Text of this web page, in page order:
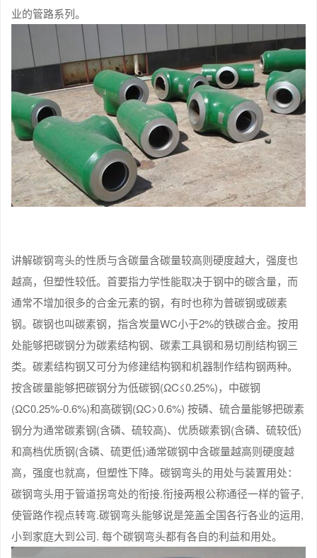
业的管路系列。
讲解碳钢弯头的性质与含碳量含碳量较高则硬度越大，强度也
越高，但塑性较低。首要指力学性能取决于钢中的碳含量，而
通常不增加很多的合金元素的钢，有时也称为普碳钢或碳素
钢。碳钢也叫碳素钢，指含炭量WC小于2%的铁碳合金。按用
处能够把碳钢分为碳素结构钢、碳素工具钢和易切削结构钢三
类。碳素结构钢又可分为修建结构钢和机器制作结构钢两种。
按含碳量能够把碳钢分为低碳钢(ΩC≤0.25%)，中碳钢
(ΩC0.25%-0.6%)和高碳钢(ΩC>0.6%) 按磷、硫合量能够把碳素
钢分为通常碳素钢(含磷、硫较高)、优质碳素钢(含磷、硫较低)
和高档优质钢(含磷、硫更低)通常碳钢中含碳量越高则硬度越
高，强度也就高，但塑性下降。碳钢弯头的用处与装置用处：
碳钢弯头用于管道拐弯处的衔接.衔接两根公称通径一样的管子,
使管路作视点转弯.碳钢弯头能够说是笼盖全国各行各业的运用,
小到家庭大到公司. 每个碳钢弯头都有各自的利益和用处。